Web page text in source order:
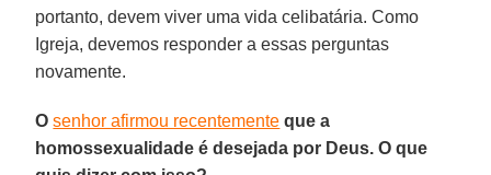
portanto, devem viver uma vida celibatária. Como
Igreja, devemos responder a essas perguntas
novamente.
Osenhor afirmou recentemente que a
homossexualidade é desejada por Deus. O que